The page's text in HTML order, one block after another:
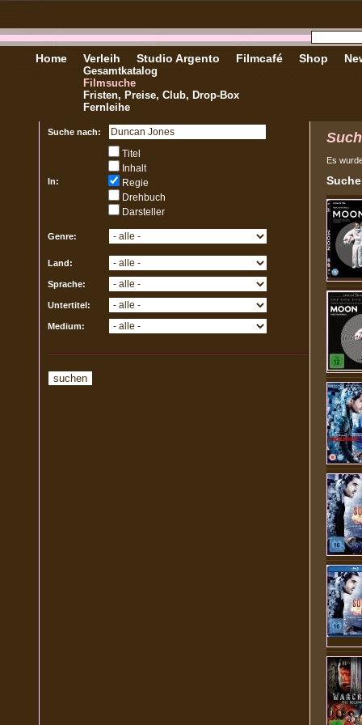
Home Verleih
Gesamtkatalog
Filmsuche
Fristen, Preise, Club, Drop-Box
Fernleihe
Studio Argento Filmcafé Shop
Suche nach:
In:
Titel
Inhalt
Regie
Drehbuch
Darsteller
Genre:
Land:
Sprache:
Untertitel:
Medium:
Es